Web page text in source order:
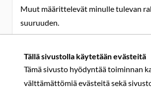
Tällä sivustolla käytetään evästeitä
Tämä sivusto hyödyntää toiminnan
välttämättömiä evästeitä sekä
Muut määrittelevät minulle tulevan
suuruuden.
Eniten olen itseni kohdalla tuosta
jolla estetään palkkavinoutuman